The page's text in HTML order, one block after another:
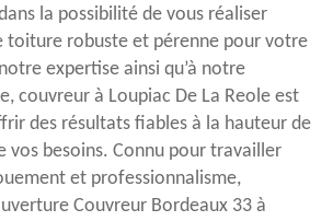
la possibilité de vous réaliser
toiture robuste et pérenne pour votre
expertise ainsi qu’à notre
couvreur à Loupiac De La Reole est
des résultats fiables à la hauteur de
vos besoins. Connu pour travailler
et professionnalisme,
Couvreur Bordeaux 33 à